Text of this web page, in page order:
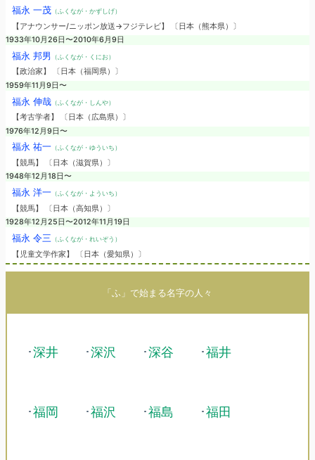
福永 一茂（ふくなが・かずしげ）
【アナウンサー/ニッポン放送→フジテレビ】 〔日本（熊本県）〕
1933年10月26日〜2010年6月9日
福永 邦男 （ふくなが・くにお）
【政治家】 〔日本（福岡県）〕
1959年11月9日〜
福永 伸哉（ふくなが・しんや）
【考古学者】 〔日本（広島県）〕
1976年12月9日〜
福永 祐一（ふくなが・ゆういち）
【競馬】 〔日本（滋賀県）〕
1948年12月18日〜
福永 洋一（ふくなが・よういち）
【競馬】 〔日本（高知県）〕
1928年12月25日〜2012年11月19日
福永 令三 （ふくなが・れいぞう）
【児童文学作家】 〔日本（愛知県）〕
「ふ」で始まる名字の人々
･深井 ･深沢 ･深谷 ･福井
･福岡 ･福沢 ･福島 ･福田